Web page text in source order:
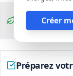
requis) ; retard
contractuelles et à
éventuelle de la
le délai n'est pas
administratives
Créer
Clauses
Préparez